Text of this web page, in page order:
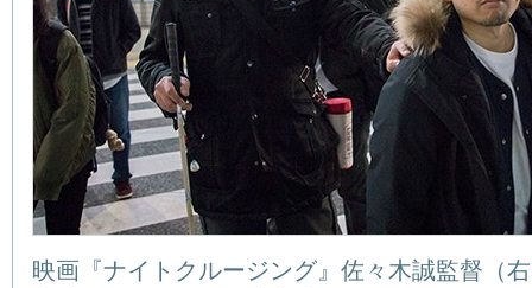
映画『ナイトクルージング』佐々木誠監督（